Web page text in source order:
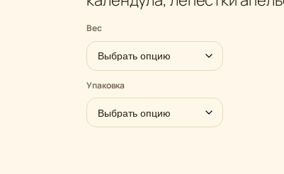
а
з
н
ц
Вес
Упаковка